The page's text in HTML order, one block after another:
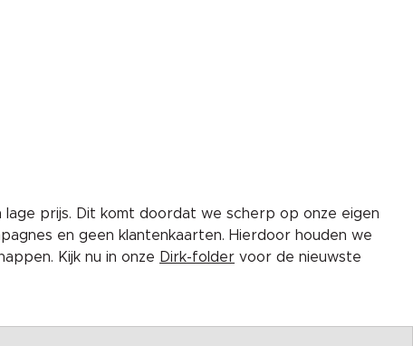
prijs. Dit komt doordat we scherp op onze eigen
en geen klantenkaarten. Hierdoor houden we
Kijk nu in onze Dirk-folder voor de nieuwste